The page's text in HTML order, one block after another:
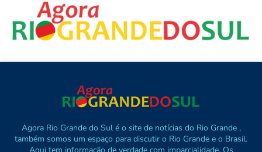
Agora Rio Grande do Sul é o site de notícias do Rio Grande ,
também somos um espaço para discutir o Rio Grande e o Brasil.